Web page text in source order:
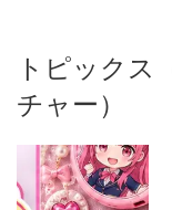
トピックス
チャー）